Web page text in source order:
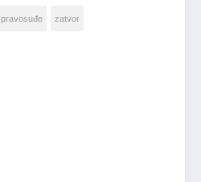
pravosuđe zatvor